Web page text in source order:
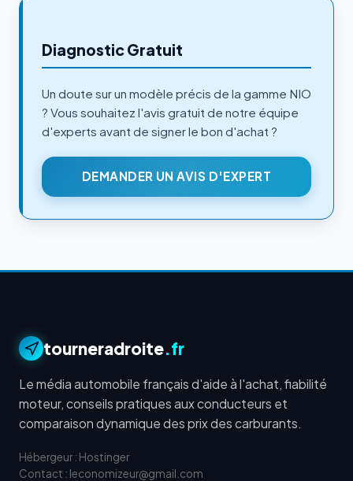
Diagnostic Gratuit
Un doute sur un modèle précis de la gamme NIO
? Vous souhaitez l'avis gratuit de notre équipe
d'experts avant de signer le bon d'achat ?
DEMANDER UN AVIS D'EXPERT
tourneradroite.fr
Le média automobile français d'aide à l'achat, fiabilité
moteur, conseils pratiques aux conducteurs et
comparaison dynamique des prix des carburants.
Hébergeur : Hostinger
Contact : leconomizeur@gmail.com